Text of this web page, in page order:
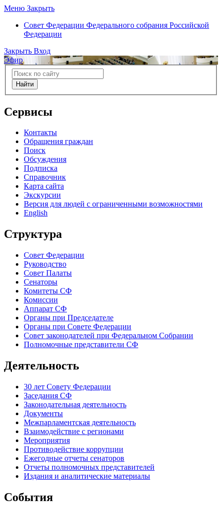
Меню Закрыть
Совет Федерации Федерального собрания Российской
Федерации
Закрыть Вход
Эфир
Найти
Сервисы
Контакты
Обращения граждан
Поиск
Обсуждения
Подписка
Справочник
Карта сайта
Экскурсии
Версия для людей с ограниченными возможностями
English
Структура
Совет Федерации
Руководство
Совет Палаты
Сенаторы
Комитеты СФ
Комиссии
Аппарат СФ
Органы при Председателе
Органы при Совете Федерации
Совет законодателей при Федеральном Собрании
Полномочные представители СФ
Деятельность
30 лет Совету Федерации
Заседания СФ
Законодательная деятельность
Документы
Межпарламентская деятельность
Взаимодействие с регионами
Мероприятия
Противодействие коррупции
Ежегодные отчеты сенаторов
Отчеты полномочных представителей
Издания и аналитические материалы
События